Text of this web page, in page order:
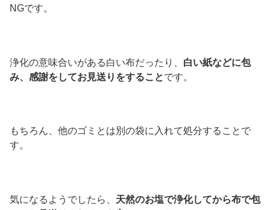
NGです。
浄化の意味合いがある白い布だったり、 白い紙などに包
み、感謝をしてお見送りをすることです。
もちろん、他のゴミとは別の袋に入れて処分することで
す。
気になるようでしたら、 天然のお塩で浄化してから布で包